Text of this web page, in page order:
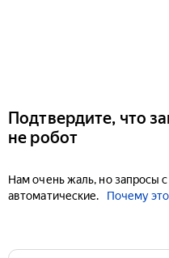
Подтвердите, что
не робот
Нам очень жаль, но запросы
автоматические.
Почему